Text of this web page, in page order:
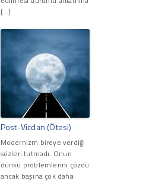
[…]
Post-Vicdan (Ötesi)
Modernizm bireye verdiği
sözleri tutmadı. Onun
dünkü problemlerini çözdü
ancak başına çok daha